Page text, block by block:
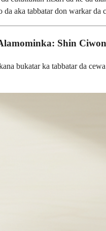
aka tabbatar don warkar
Shin
bukatar ka tabbatar da